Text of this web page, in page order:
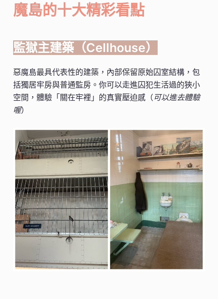
魔島的十大精彩看點
監獄主建築（Cellhouse）
惡魔島最具代表性的建築，內部保留原始囚室結構，包
括獨居牢房與普通監房。你可以走進囚犯生活過的狹小
空間，體驗「關在牢裡」的真實壓迫感（ 可以進去體驗
喔）